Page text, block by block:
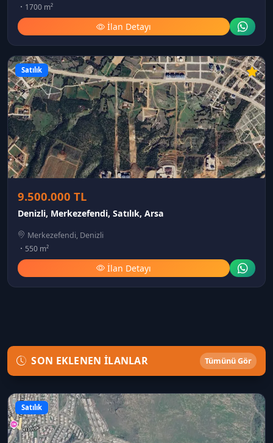
1700 m²
İlan Detayı
Satılık
9.500.000 TL
Denizli, Merkezefendi, Satılık, Arsa
Merkezefendi, Denizli
550 m²
İlan Detayı
SON EKLENEN İLANLAR Tümünü Gör
Satılık